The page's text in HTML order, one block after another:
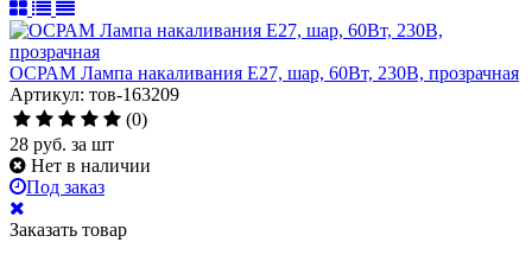
ОСРАМ Лампа накаливания Е27, шар, 60Вт, 230В, прозрачная
Артикул: тов-163209
(0)
28 руб. за шт
Нет в наличии
Под заказ
Заказать товар